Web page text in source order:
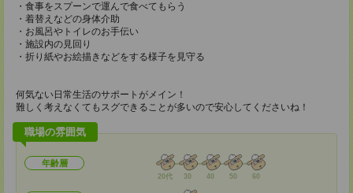
・食事をスプーンで運んで食べてもらう
・着替えなどの身体介助
・お風呂やトイレのお手伝い
・施設内の見回り
・折り紙やお絵描きなどをする様子を見守る
何気ない日常生活のサポートがメイン！
難しく考えなくてもスグできることが多いので安心してくださいね！
職場の雰囲気
年齢層
20代 30 40 50 60